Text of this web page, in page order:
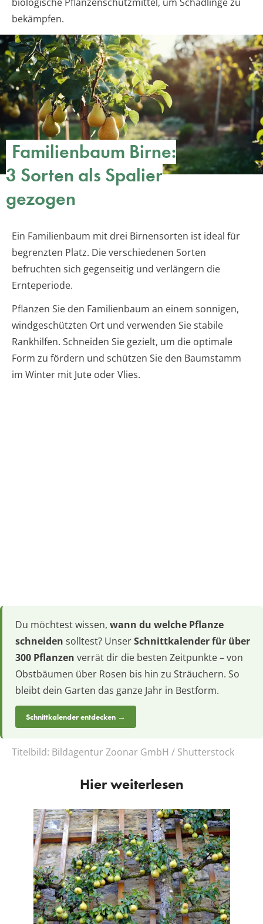
bekämpfen.
Familienbaum Birne:
3 Sorten als Spalier
gezogen
Ein Familienbaum mit drei Birnensorten ist ideal für
begrenzten Platz. Die verschiedenen Sorten
befruchten sich gegenseitig und verlängern die
Ernteperiode.
Pflanzen Sie den Familienbaum an einem sonnigen,
windgeschützten Ort und verwenden Sie stabile
Rankhilfen. Schneiden Sie gezielt, um die optimale
Form zu fördern und schützen Sie den Baumstamm
im Winter mit Jute oder Vlies.
Du möchtest wissen, wann du welche Pflanze
schneiden solltest? UnserSchnittkalender für über
300 Pflanzen verrät dir die besten Zeitpunkte – von
Obstbäumen über Rosen bis hin zu Sträuchern. So
bleibt dein Garten das ganze Jahr in Bestform.
Schnittkalender entdecken →
Titelbild: Bildagentur Zoonar GmbH / Shutterstock
Hier weiterlesen